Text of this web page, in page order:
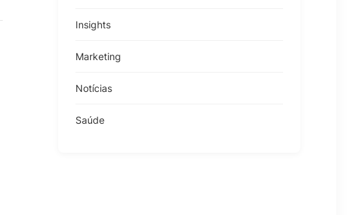
Insights
Marketing
Notícias
Saúde